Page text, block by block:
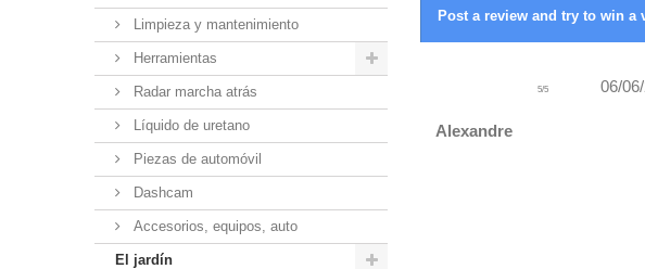
Limpieza y mantenimiento
Herramientas
Radar marcha atrás
Líquido de uretano
Piezas de automóvil
Dashcam
Accesorios, equipos, auto
El jardín
Post a review and try to win a
5/5 06/
Alexandre